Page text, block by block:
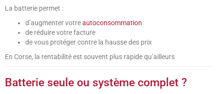
La batterie permet :
d’augmenter votreautoconsommation
de réduire votre facture
de vous protéger contre la hausse des prix
En Corse, la rentabilité est souvent plus rapide qu’ailleurs
Batterie seule ou système complet ?